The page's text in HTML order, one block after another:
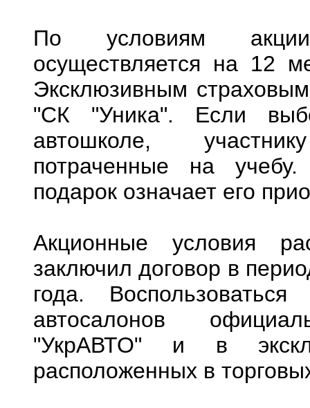
По условиям акции
осуществляется на 12
Эксклюзивным
"СК "Уника". Если
автошколе,
потраченные на
подарок означает его
Акционные условия
заключил договор в
года.
автосалонов
"УкрАВТО" и в
расположенных в